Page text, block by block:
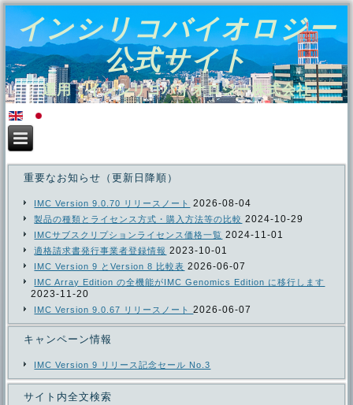
インシリコバイオロジー
公式サイト
運用：インシリコバイオロジー株式会社
重要なお知らせ（更新日降順）
IMC Version 9.0.70 リリースノート 2026-08-04
製品の種類とライセンス方式・購入方法等の比較 2024-10-29
IMCサブスクリプションライセンス価格一覧 2024-11-01
適格請求書発行事業者登録情報 2023-10-01
IMC Version 9 とVersion 8 比較表 2026-06-07
IMC Array Edition の全機能がIMC Genomics Edition に移行します
2023-11-20
IMC Version 9.0.67 リリースノート2026-06-07
キャンペーン情報
IMC Version 9 リリース記念セール No.3
サイト内全文検索